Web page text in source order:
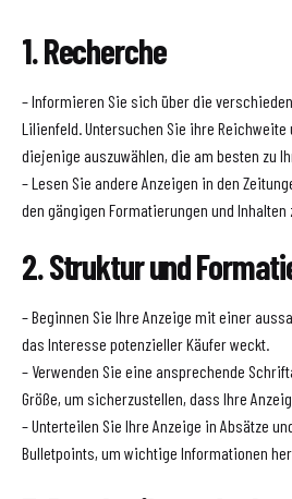
1. Recherche
– Informieren Sie sich über die
Lilienfeld. Untersuchen Sie ihre Reichweite
diejenige auszuwählen, die am besten zu
– Lesen Sie andere Anzeigen in den
den gängigen Formatierungen und Inhalten
2. Struktur und
– Beginnen Sie Ihre Anzeige mit einer
das Interesse potenzieller Käufer weckt.
– Verwenden Sie eine ansprechende
Größe, um sicherzustellen, dass Ihre
– Unterteilen Sie Ihre Anzeige in Absätze
Bulletpoints, um wichtige Informationen